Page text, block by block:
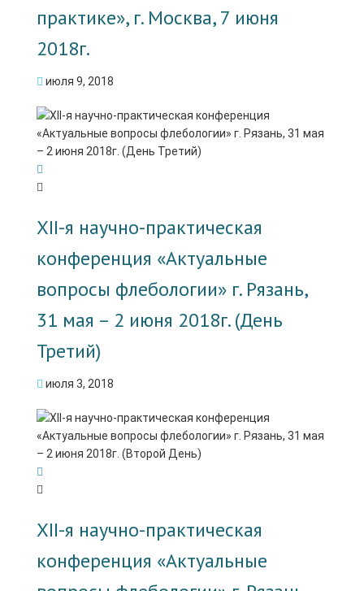
практике», г. Москва, 7 июня
2018г.
июля 9, 2018
XII-я научно-практическая
конференция «Актуальные
вопросы флебологии» г. Рязань,
31 мая – 2 июня 2018г. (День
Третий)
июля 3, 2018
XII-я научно-практическая
конференция «Актуальные